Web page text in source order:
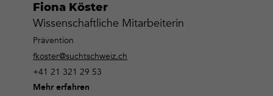
Fiona Köster
Wissenschaftliche Mitarbeiterin
Prävention
fkoster@suchtschweiz.ch
+41 21 321 29 53
Mehr erfahren